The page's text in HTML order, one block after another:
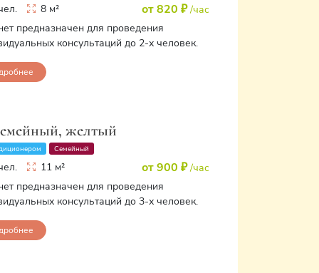
8 м² от 820 ₽/час
предназначен для проведения
консультаций до 2-х человек.
желтый
Семейный
11 м² от 900 ₽/час
предназначен для проведения
консультаций до 3-х человек.